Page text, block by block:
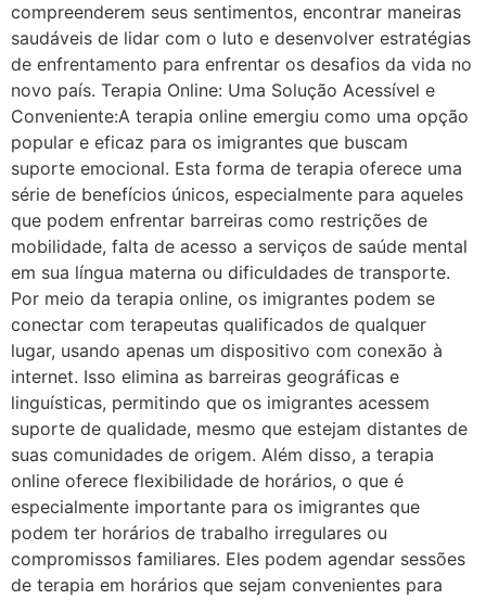
compreenderem seus sentimentos, encontrar maneiras
saudáveis de lidar com o luto e desenvolver estratégias
de enfrentamento para enfrentar os desafios da vida no
novo país. Terapia Online: Uma Solução Acessível e
Conveniente:A terapia online emergiu como uma opção
popular e eficaz para os imigrantes que buscam
suporte emocional. Esta forma de terapia oferece uma
série de benefícios únicos, especialmente para aqueles
que podem enfrentar barreiras como restrições de
mobilidade, falta de acesso a serviços de saúde mental
em sua língua materna ou dificuldades de transporte.
Por meio da terapia online, os imigrantes podem se
conectar com terapeutas qualificados de qualquer
lugar, usando apenas um dispositivo com conexão à
internet. Isso elimina as barreiras geográficas e
linguísticas, permitindo que os imigrantes acessem
suporte de qualidade, mesmo que estejam distantes de
suas comunidades de origem. Além disso, a terapia
online oferece flexibilidade de horários, o que é
especialmente importante para os imigrantes que
podem ter horários de trabalho irregulares ou
compromissos familiares. Eles podem agendar sessões
de terapia em horários que sejam convenientes para